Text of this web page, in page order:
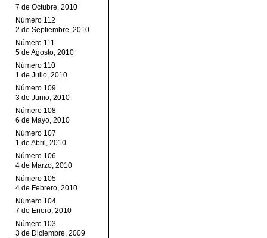
7 de Octubre, 2010
Número 112
2 de Septiembre, 2010
Número 111
5 de Agosto, 2010
Número 110
1 de Julio, 2010
Número 109
3 de Junio, 2010
Número 108
6 de Mayo, 2010
Número 107
1 de Abril, 2010
Número 106
4 de Marzo, 2010
Número 105
4 de Febrero, 2010
Número 104
7 de Enero, 2010
Número 103
3 de Diciembre, 2009